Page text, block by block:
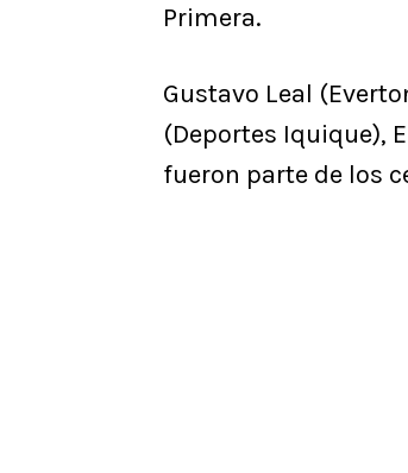
Primera.
Gustavo Leal
(Deportes Iquique),
fueron parte de los